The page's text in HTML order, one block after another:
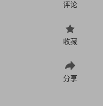
评论
收藏
分享